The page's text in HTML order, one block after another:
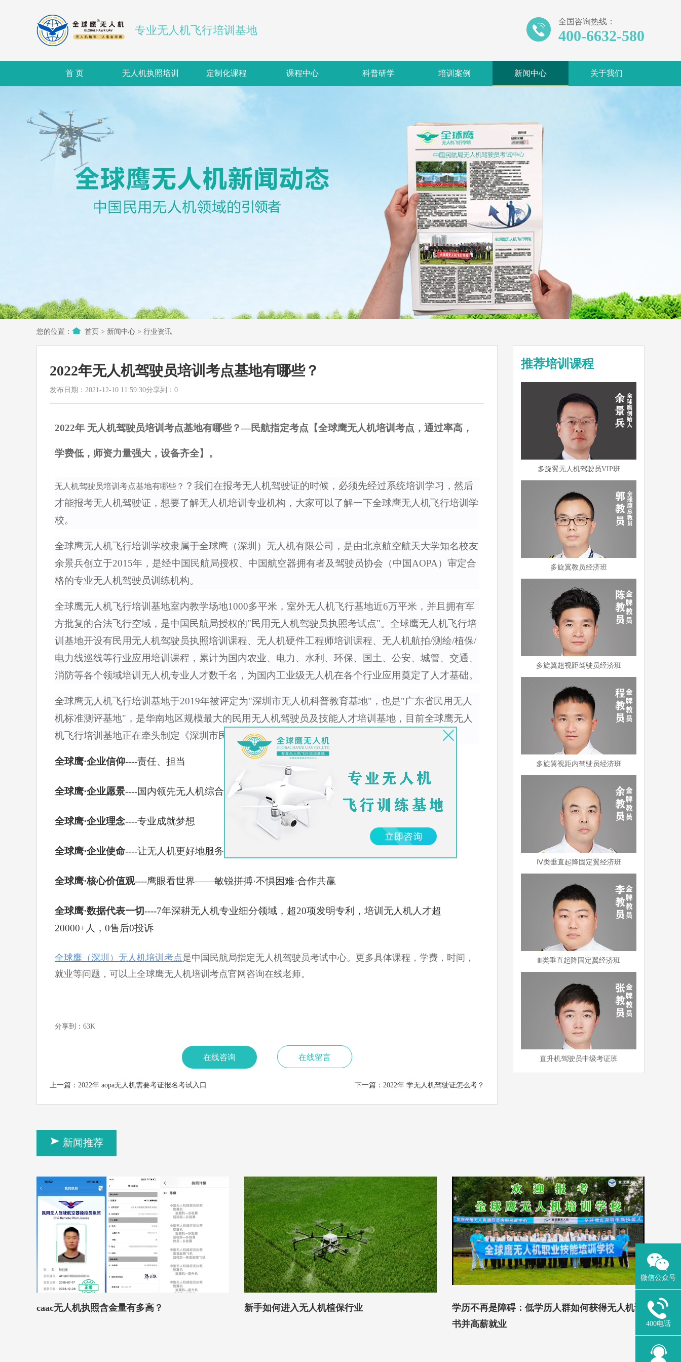
专业无人机飞行培训基地
全国咨询热线：
400-6632-580
首 页 无人机执照培训 定制化课程 课程中心 科普研学 培训案例 新闻中心 关于我们
您的位置： 首页 > 新闻中心 > 行业资讯
2022年无人机驾驶员培训考点基地有哪些？
发布日期：2021-12-10 11:59:30分享到： 0
2022年 无人机驾驶员培训 考点基地有哪些？—民航指定考点【全球鹰无人机培训考点，通过率高，
学费低，师资力量强大，设备齐全】。
无人机驾驶员培训 考点基地有哪些 ？ ？我们在报考无人机驾驶证的时候，必须先经过系统培训学习，然后
才能报考无人机驾驶证，想要了解无人机培训专业机构，大家可以了解一下全球鹰无人机飞行培训 学
校。
全球鹰无人机飞行培训 学校隶属于全球鹰（深圳）无人机有限公司，是由北京航空航天大学知名校友
余景兵创立于2015年，是经中国民航局授权、中国航空器拥有者及驾驶员协会（中国AOPA）审定合
格的专业无人机驾驶员训练机构。
全球鹰无人机飞行培训基地室内教学场地1000多平米，室外无人机飞行基地近6万平米，并且拥有军
方批复的合法飞行空域，是中国民航局授权的"民用无人机驾驶员执照考试点"。全球鹰无人机飞行培
训基地开设有民用无人机驾驶员执照培训课程、无人机硬件工程师培训课程、无人机航拍/测绘/植保/
电力线巡线等行业应用培训课程，累计为国内农业、电力、水利、环保、国土、公安、城管、交通、
消防等各个领域培训无人机专业人才数千名，为国内工业级无人机在各个行业应用奠定了人才基础。
全球鹰无人机飞行培训基地于2019年被评定为"深圳市无人机科普教育基地"，也是"广东省民用无人
机标准测评基地"，是华南地区规模最大的民用无人机驾驶员及技能人才培训基地，目前全球鹰无人
机飞行培训基地正在牵头制定《深圳市民用无人机驾驶员安全操作培训标准》。
全球鹰·企业信仰----责任、担当
全球鹰·企业愿景----国内领先无人机综合服务运营商，中国民用无人机行业的黄埔军校
全球鹰·企业理念----专业成就梦想
全球鹰·企业使命----让无人机更好地服务社会
全球鹰·核心价值观----鹰眼看世界——敏锐拼搏·不惧困难·合作共赢
全球鹰·数据代表一切----7年深耕无人机专业细分领域，超20项发明专利，培训无人机人才超
20000+人，0售后0投诉
全球鹰（深圳）无人机培训 考点是中国民航局指定无人机驾驶员考试中心。更多具体课程，学费，时间，
就业等问题，可以上全球鹰无人机培训考点官网咨询在线老师。
分享到： 63K
在线咨询 在线留言
上一篇： 2022年 aopa无人机需要考证报名考试入口 下一篇： 2022年 学无人机驾驶证怎么考？
推荐培训课程
多旋翼无人机驾驶员VIP班
多旋翼教员经济班
多旋翼超视距驾驶员经济班
多旋翼视距内驾驶员经济班
Ⅳ类垂直起降固定翼经济班
Ⅲ类垂直起降固定翼经济班
直升机驾驶员中级考证班
新闻推荐
caac无人机执照含金量有多高？ 新手如何进入无人机植保行业
学历不再是障碍：低学历人群如何获得无人机证
书并高薪就业
微信公众号
400电话